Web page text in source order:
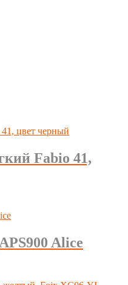
Fabio 41,
Alice